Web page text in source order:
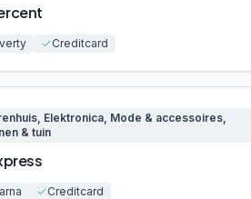
Creditcard
Elektronica, Mode & accessoires,
& tuin
Creditcard